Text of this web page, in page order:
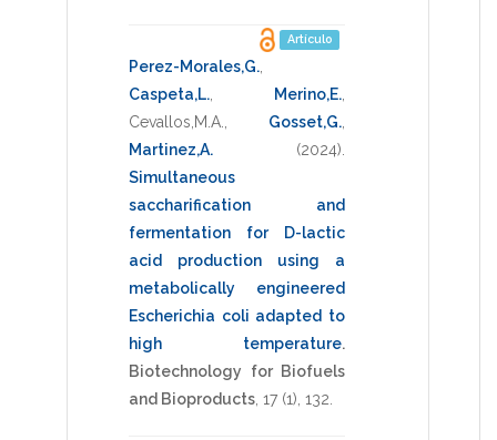
Artículo
Perez-Morales,G.
Caspeta,L.
Merino,E.
Cevallos,M.A.
Gosset,G.
Martinez,A.
(2024)
Simultaneous
saccharification and
fermentation for D-lactic
acid production using a
metabolically engineered
Escherichia coli adapted to
high temperature.
Biotechnology for Biofuels
and Bioproducts 17 (1), 132